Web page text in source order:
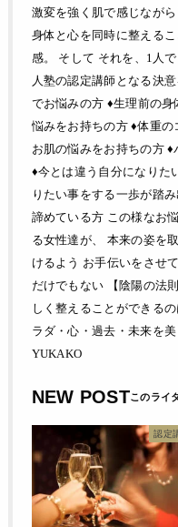
激変を強く肌で感じなが
身体と心を同時に整える
感。 そして それを、1人
人塾の認定講師となる決
でお悩みの方 ♦生理前の
悩みをお持ちの方 ♦体重
お肌の悩みをお持ちの方
♦今とは違う自分になりた
りたい事をする一歩が踏
諦めている方 この様なお
る女性達が、 本来の姿を
けるよう お手伝いをさせ
だけでもない 【陰陽の法
しく整えることができる
ラダ・心・過去・未来を
YUKAKO
NEW POST
認定